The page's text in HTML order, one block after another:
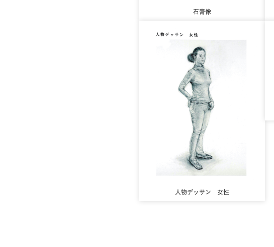
石膏像
人物デッサン 女性